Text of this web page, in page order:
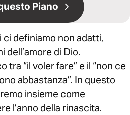
Piano
definiamo non adatti,
dell’amore di Dio.
tra “il voler fare” e il “non ce
abbastanza”. In questo
insieme come
l’anno della rinascita.